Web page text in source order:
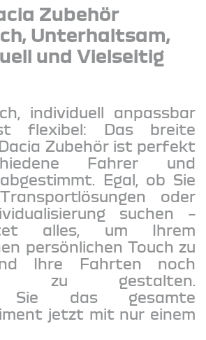
Zubehör
Unterhaltsam,
und Vielseitig
individuell anpassbar
flexibel: Das breite
Zubehör ist perfekt
Fahrer und
Egal, ob Sie
oder
suchen –
alles, um Ihrem
persönlichen Touch zu
Ihre Fahrten noch
zu gestalten.
Sie das gesamte
jetzt mit nur einem